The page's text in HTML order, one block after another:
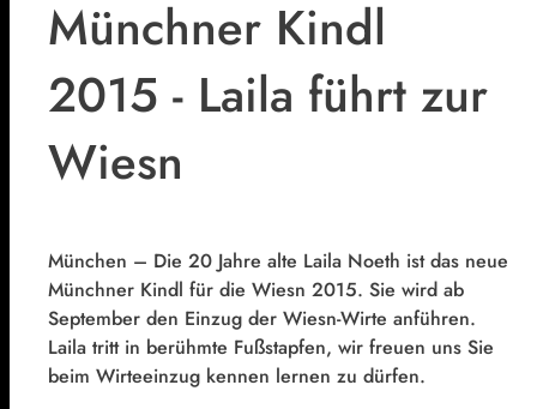
Münchner Kindl
2015 - Laila führt zur
Wiesn
München – Die 20 Jahre alte Laila Noeth ist das neue
Münchner Kindl für die Wiesn 2015. Sie wird ab
September den Einzug der Wiesn-Wirte anführen.
Laila tritt in berühmte Fußstapfen, wir freuen uns Sie
beim Wirteeinzug kennen lernen zu dürfen.